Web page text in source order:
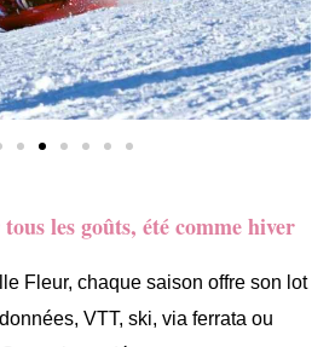
les goûts, été comme hiver
Fleur, chaque saison offre son lot
VTT, ski, via ferrata ou